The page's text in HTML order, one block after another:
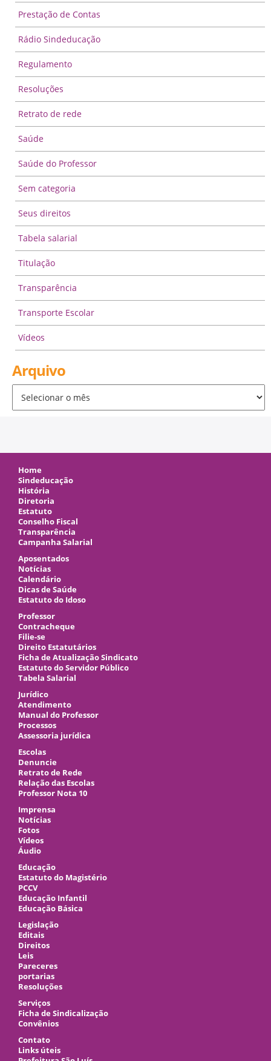
Prestação de Contas
Rádio Sindeducação
Regulamento
Resoluções
Retrato de rede
Saúde
Saúde do Professor
Sem categoria
Seus direitos
Tabela salarial
Titulação
Transparência
Transporte Escolar
Vídeos
Arquivo
Home
Sindeducação
História
Diretoria
Estatuto
Conselho Fiscal
Transparência
Campanha Salarial
Aposentados
Notícias
Calendário
Dicas de Saúde
Estatuto do Idoso
Professor
Contracheque
Filie-se
Direito Estatutários
Ficha de Atualização Sindicato
Estatuto do Servidor Público
Tabela Salarial
Jurídico
Atendimento
Manual do Professor
Processos
Assessoria jurídica
Escolas
Denuncie
Retrato de Rede
Relação das Escolas
Professor Nota 10
Imprensa
Notícias
Fotos
Vídeos
Áudio
Educação
Estatuto do Magistério
PCCV
Educação Infantil
Educação Básica
Legislação
Editais
Direitos
Leis
Pareceres
portarias
Resoluções
Serviços
Ficha de Sindicalização
Convênios
Contato
Links úteis